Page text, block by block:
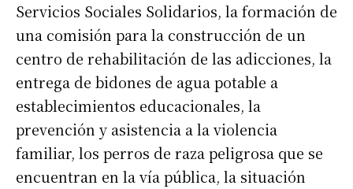
Servicios Sociales Solidarios, la formación de
una comisión para la construcción de un
centro de rehabilitación de las adicciones, la
entrega de bidones de agua potable a
establecimientos educacionales, la
prevención y asistencia a la violencia
familiar, los perros de raza peligrosa que se
encuentran en la vía pública, la situación